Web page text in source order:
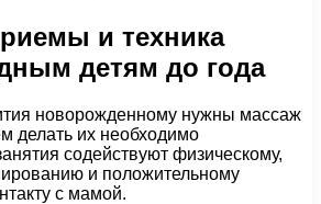
и техника
детям до года
новорожденному нужны массаж
делать их необходимо
содействуют физическому,
и положительному
с мамой.